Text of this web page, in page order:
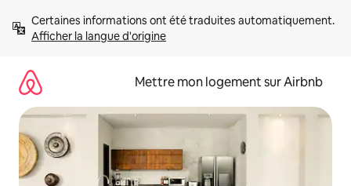
directement
Afficher la langue d'origine
Mettre mon logement sur Airbnb